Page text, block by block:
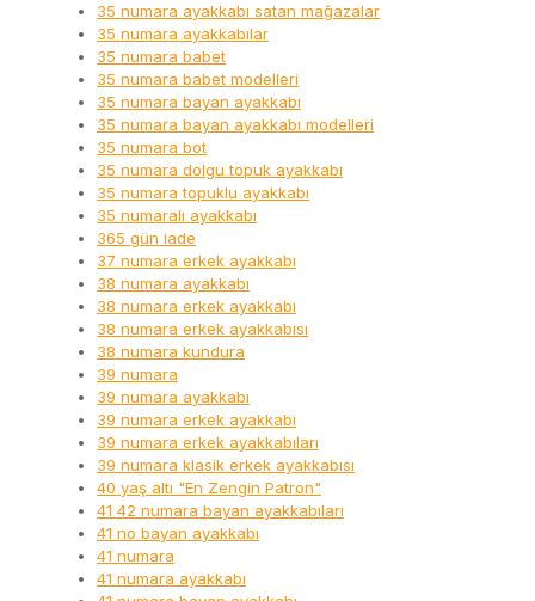
35 numara ayakkabı satan mağazalar
35 numara ayakkabılar
35 numara babet
35 numara babet modelleri
35 numara bayan ayakkabı
35 numara bayan ayakkabı modelleri
35 numara bot
35 numara dolgu topuk ayakkabı
35 numara topuklu ayakkabı
35 numaralı ayakkabı
365 gün iade
37 numara erkek ayakkabı
38 numara ayakkabı
38 numara erkek ayakkabı
38 numara erkek ayakkabısı
38 numara kundura
39 numara
39 numara ayakkabı
39 numara erkek ayakkabı
39 numara erkek ayakkabıları
39 numara klasik erkek ayakkabısı
40 yaş altı "En Zengin Patron"
41 42 numara bayan ayakkabıları
41 no bayan ayakkabı
41 numara
41 numara ayakkabı